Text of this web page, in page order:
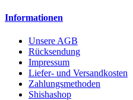
Informationen
Unsere AGB
Rücksendung
Impressum
Liefer- und Versandkosten
Zahlungsmethoden
Shishashop